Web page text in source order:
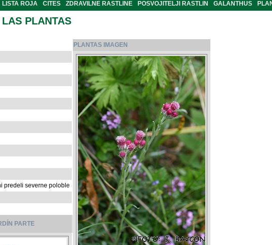
LISTA ROJA CITES ZDRAVILNE RASTLINE POSVOJITELJI RASTLIN GALANTHUS
PLANTAS
predeli severne poloble
PARTE
PLANTAS IMAGEN